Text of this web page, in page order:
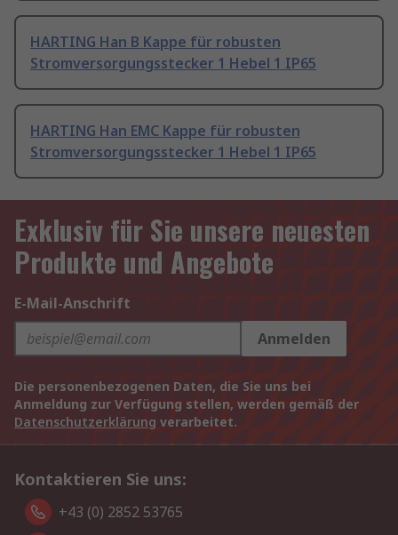
HARTING Han B Kappe für robusten
Stromversorgungsstecker 1 Hebel 1 IP65
HARTING Han EMC Kappe für robusten
Stromversorgungsstecker 1 Hebel 1 IP65
Exklusiv für Sie unsere neuesten
Produkte und Angebote
E-Mail-Anschrift
Anmelden
Die personenbezogenen Daten, die Sie uns bei
Anmeldung zur Verfügung stellen, werden gemäß der
Datenschutzerklärung verarbeitet.
Kontaktieren Sie uns:
+43 (0) 2852 53765